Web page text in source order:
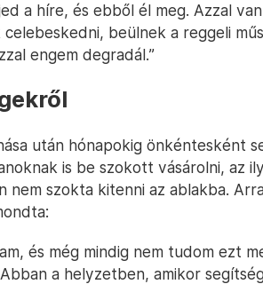
a híre, és ebből él meg. Azzal
beülnek a reggeli
engem degradál.”
után hónapokig önkéntesként
is be szokott vásárolni, az
szokta kitenni az ablakba.
és még mindig nem tudom ezt
a helyzetben, amikor